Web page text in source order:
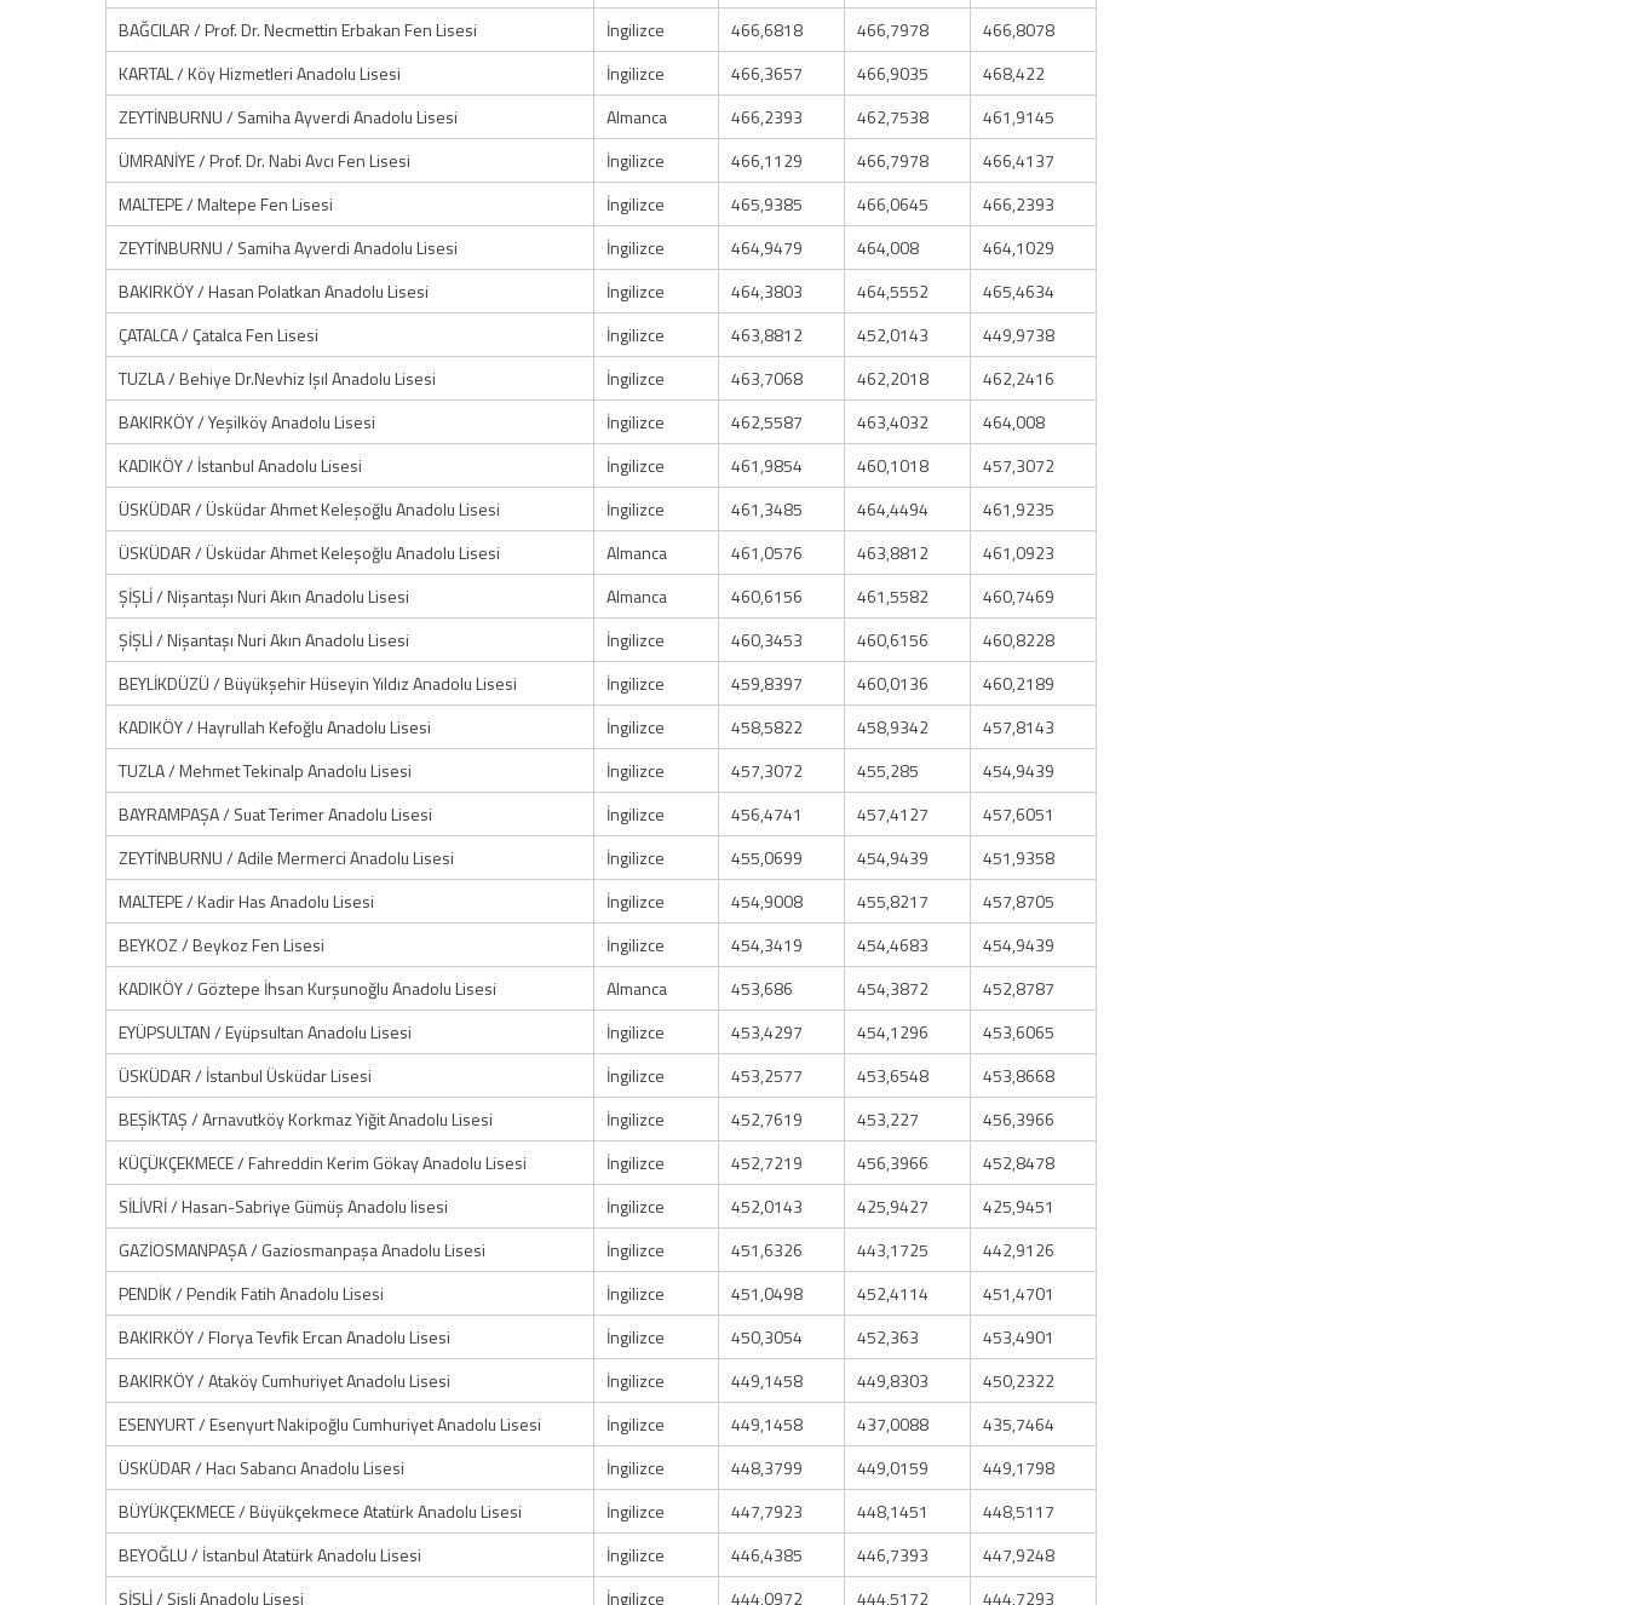
BAĞCILAR / Prof. Dr. Necmettin Erbakan Fen Lisesi
İngilizce 466,6818 466,7978
466,8078
KARTAL / Köy Hizmetleri Anadolu Lisesi
İngilizce 466,3657 466,9035
468,422
ZEYTİNBURNU / Samiha Ayverdi Anadolu Lisesi
Almanca 466,2393 462,7538
461,9145
ÜMRANİYE / Prof. Dr. Nabi Avcı Fen Lisesi
İngilizce 466,1129 466,7978
466,4137
MALTEPE / Maltepe Fen Lisesi
İngilizce 465,9385 466,0645
466,2393
ZEYTİNBURNU / Samiha Ayverdi Anadolu Lisesi
İngilizce 464,9479 464,008
464,1029
BAKIRKÖY / Hasan Polatkan Anadolu Lisesi
İngilizce 464,3803 464,5552
465,4634
ÇATALCA / Çatalca Fen Lisesi
İngilizce 463,8812 452,0143
449,9738
TUZLA / Behiye Dr.Nevhiz Işıl Anadolu Lisesi
İngilizce 463,7068 462,2018
462,2416
BAKIRKÖY / Yeşilköy Anadolu Lisesi
İngilizce 462,5587 463,4032
464,008
KADIKÖY / İstanbul Anadolu Lisesi
İngilizce 461,9854 460,1018
457,3072
ÜSKÜDAR / Üsküdar Ahmet Keleşoğlu Anadolu Lisesi
İngilizce 461,3485 464,4494
461,9235
ÜSKÜDAR / Üsküdar Ahmet Keleşoğlu Anadolu Lisesi
Almanca 461,0576 463,8812
461,0923
ŞİŞLİ / Nişantaşı Nuri Akın Anadolu Lisesi
Almanca 460,6156 461,5582
460,7469
ŞİŞLİ / Nişantaşı Nuri Akın Anadolu Lisesi
İngilizce 460,3453 460,6156
460,8228
BEYLİKDÜZÜ / Büyükşehir Hüseyin Yıldız Anadolu Lisesi
İngilizce 459,8397 460,0136
460,2189
KADIKÖY / Hayrullah Kefoğlu Anadolu Lisesi
İngilizce 458,5822 458,9342
457,8143
TUZLA / Mehmet Tekinalp Anadolu Lisesi
İngilizce 457,3072 455,285
454,9439
BAYRAMPAŞA / Suat Terimer Anadolu Lisesi
İngilizce 456,4741 457,4127
457,6051
ZEYTİNBURNU / Adile Mermerci Anadolu Lisesi
İngilizce 455,0699 454,9439
451,9358
MALTEPE / Kadir Has Anadolu Lisesi
İngilizce 454,9008 455,8217
457,8705
BEYKOZ / Beykoz Fen Lisesi
İngilizce 454,3419 454,4683
454,9439
KADIKÖY / Göztepe İhsan Kurşunoğlu Anadolu Lisesi
Almanca 453,686 454,3872
452,8787
EYÜPSULTAN / Eyüpsultan Anadolu Lisesi
İngilizce 453,4297 454,1296
453,6065
ÜSKÜDAR / İstanbul Üsküdar Lisesi
İngilizce 453,2577 453,6548
453,8668
BEŞİKTAŞ / Arnavutköy Korkmaz Yiğit Anadolu Lisesi
İngilizce 452,7619 453,227
456,3966
KÜÇÜKÇEKMECE / Fahreddin Kerim Gökay Anadolu Lisesi
İngilizce 452,7219 456,3966
452,8478
SİLİVRİ / Hasan-Sabriye Gümüş Anadolu lisesi
İngilizce 452,0143 425,9427
425,9451
GAZİOSMANPAŞA / Gaziosmanpaşa Anadolu Lisesi
İngilizce 451,6326 443,1725
442,9126
PENDİK / Pendik Fatih Anadolu Lisesi
İngilizce 451,0498 452,4114
451,4701
BAKIRKÖY / Florya Tevfik Ercan Anadolu Lisesi
İngilizce 450,3054 452,363
453,4901
BAKIRKÖY / Ataköy Cumhuriyet Anadolu Lisesi
İngilizce 449,1458 449,8303
450,2322
ESENYURT / Esenyurt Nakipoğlu Cumhuriyet Anadolu Lisesi
İngilizce 449,1458 437,0088
435,7464
ÜSKÜDAR / Hacı Sabancı Anadolu Lisesi
İngilizce 448,3799 449,0159
449,1798
BÜYÜKÇEKMECE / Büyükçekmece Atatürk Anadolu Lisesi
İngilizce 447,7923 448,1451
448,5117
BEYOĞLU / İstanbul Atatürk Anadolu Lisesi
İngilizce 446,4385 446,7393
447,9248
ŞİŞLİ / Şişli Anadolu Lisesi
İngilizce 444,0972 444,5172 444,7293